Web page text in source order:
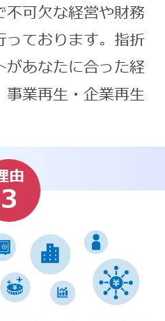
可欠な経営や財務
ております。指折
があなたに合った経
業再生・企業再生
由
3